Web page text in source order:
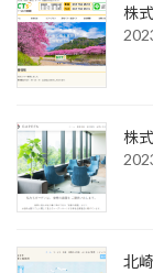
株
株
北